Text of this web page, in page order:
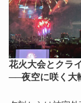
花火大会とクラ
──夜空に咲く大